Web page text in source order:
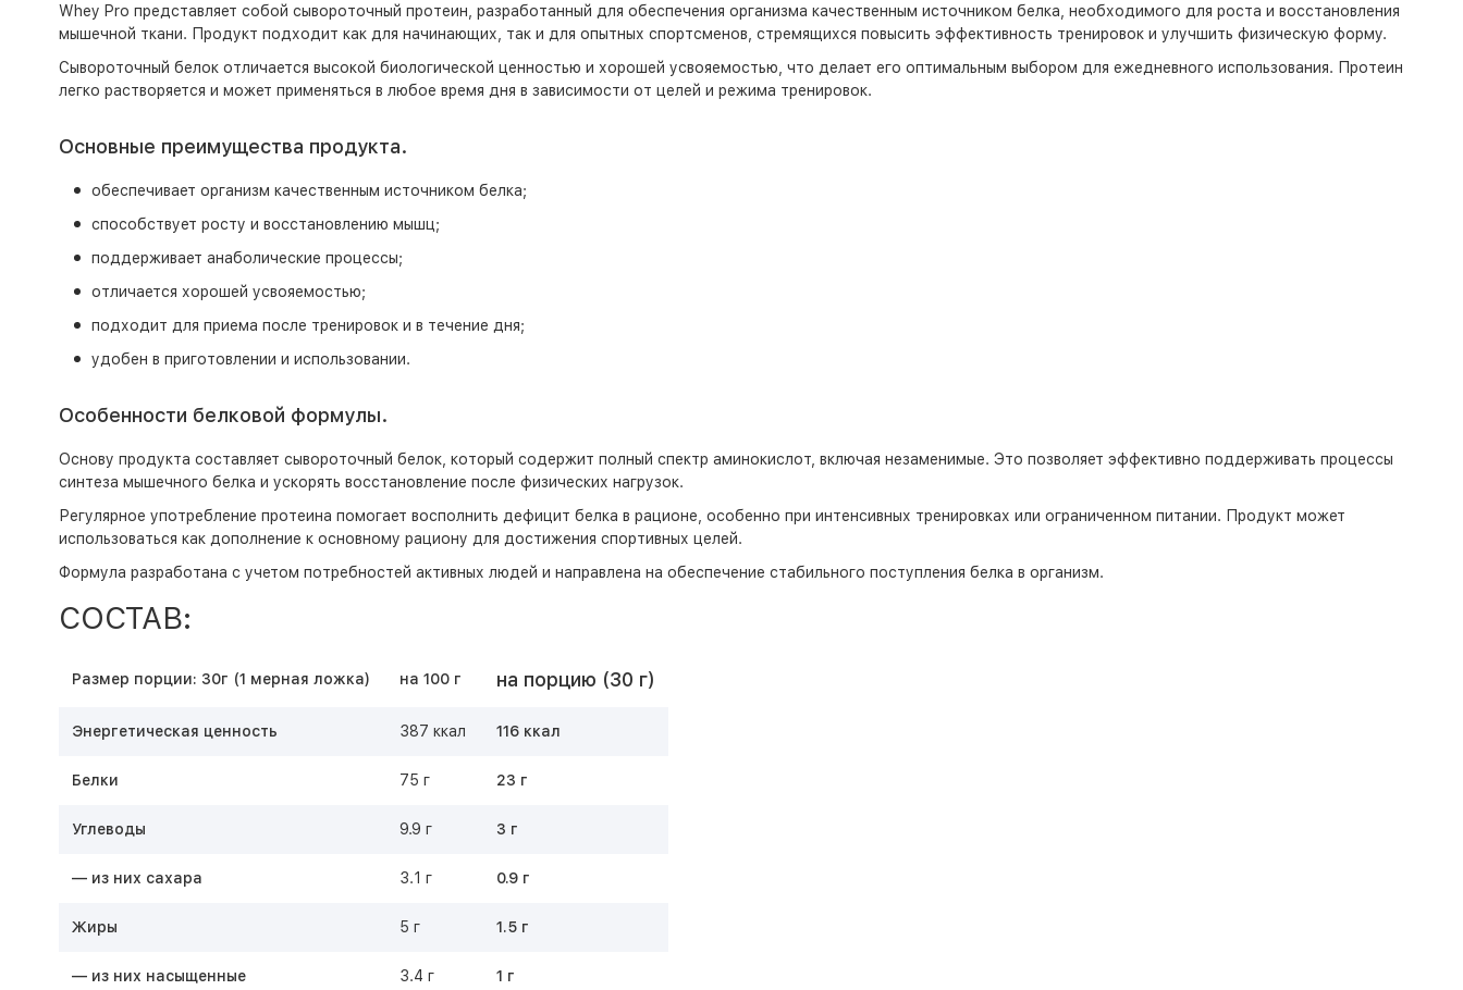
Whey Pro представляет собой сывороточный протеин, разработанный для обеспечения организма качественным источником белка, необходимого для роста и восстановления
мышечной ткани. Продукт подходит как для начинающих, так и для опытных спортсменов, стремящихся повысить эффективность тренировок и улучшить физическую форму.
Сывороточный белок отличается высокой биологической ценностью и хорошей усвояемостью, что делает его оптимальным выбором для ежедневного использования. Протеин
легко растворяется и может применяться в любое время дня в зависимости от целей и режима тренировок.
Основные преимущества продукта.
обеспечивает организм качественным источником белка;
способствует росту и восстановлению мышц;
поддерживает анаболические процессы;
отличается хорошей усвояемостью;
подходит для приема после тренировок и в течение дня;
удобен в приготовлении и использовании.
Особенности белковой формулы.
Основу продукта составляет сывороточный белок, который содержит полный спектр аминокислот, включая незаменимые. Это позволяет эффективно поддерживать процессы
синтеза мышечного белка и ускорять восстановление после физических нагрузок.
Регулярное употребление протеина помогает восполнить дефицит белка в рационе, особенно при интенсивных тренировках или ограниченном питании. Продукт может
использоваться как дополнение к основному рациону для достижения спортивных целей.
Формула разработана с учетом потребностей активных людей и направлена на обеспечение стабильного поступления белка в организм.
СОСТАВ:
Размер порции: 30г (1 мерная ложка) на 100 г на порцию (30 г)
Энергетическая ценность 387 ккал 116 ккал
Белки 75 г 23 г
Углеводы 9.9 г 3 г
— из них сахара 3.1 г 0.9 г
Жиры 5 г 1.5 г
— из них насыщенные 3.4 г 1 г